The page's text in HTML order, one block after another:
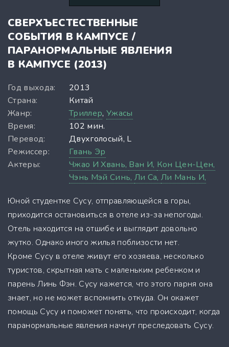
СВЕРХЪЕСТЕСТВЕННЫЕ
СОБЫТИЯ В КАМПУСЕ /
ПАРАНОРМАЛЬНЫЕ ЯВЛЕНИЯ
В КАМПУСЕ (2013)
Год выхода:
2013
Страна:
Китай
Жанр:
Триллер, Ужасы
Время:
102 мин.
Перевод:
Двухголосый, L
Режиссер:
Гвань Эр
Актеры:
Чжао И Хвань, Ван И, Кон Цен-Цен,
Чэнь Мэй Синь, Ли Са,Ли Мань И,
Юной студентке Сусу, отправляющейся в горы,
приходится остановиться в отеле из-за непогоды.
Отель находится на отшибе и выглядит довольно
жутко. Однако иного жилья поблизости нет.
Кроме Сусу в отеле живут его хозяева, несколько
туристов, скрытная мать с маленьким ребенком и
парень Линь Фэн. Сусу кажется, что этого парня она
знает, но не может вспомнить откуда. Он окажет
помощь Сусу и поможет понять, что происходит, когда
паранормальные явления начнут преследовать Сусу.